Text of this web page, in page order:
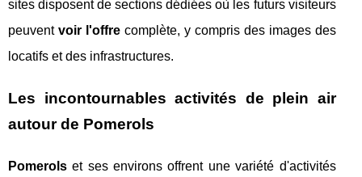
sites disposent de sections dédiées où les futurs visiteurs
peuvent voir l'offrecomplète, y compris des images des
locatifs et des infrastructures.
Les incontournables activités de plein air
autour de Pomerols
Pomerols et ses environs offrent une variété d'activités